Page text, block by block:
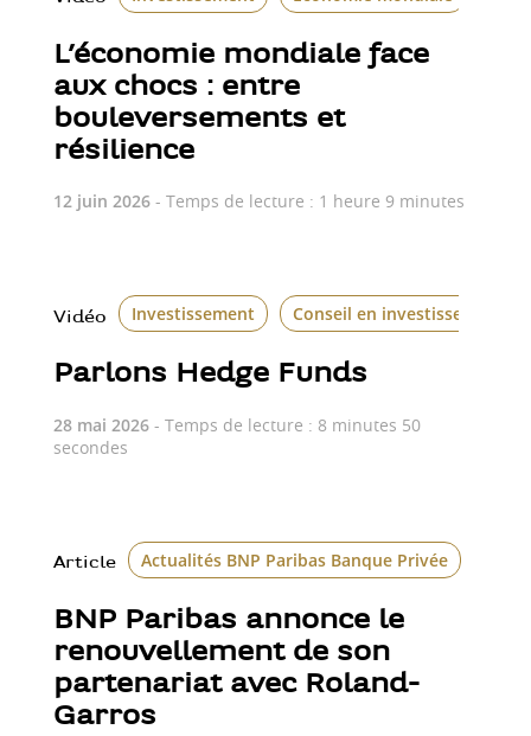
L’économie mondiale face
aux chocs : entre
bouleversements et
résilience
12 juin 2026- Temps de lecture : 1 heure 9 minutes
Vidéo Investissement Conseil en investissement
Parlons Hedge Funds
28 mai 2026- Temps de lecture : 8 minutes 50
secondes
Article Actualités BNP Paribas Banque Privée
BNP Paribas annonce le
renouvellement de son
partenariat avec Roland-
Garros